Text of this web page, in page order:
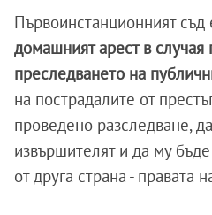
Първоинстанционният съд
домашният арест в
преследването на
на пострадалите от
проведено разследване,
извършителят и да му
от друга страна - правата